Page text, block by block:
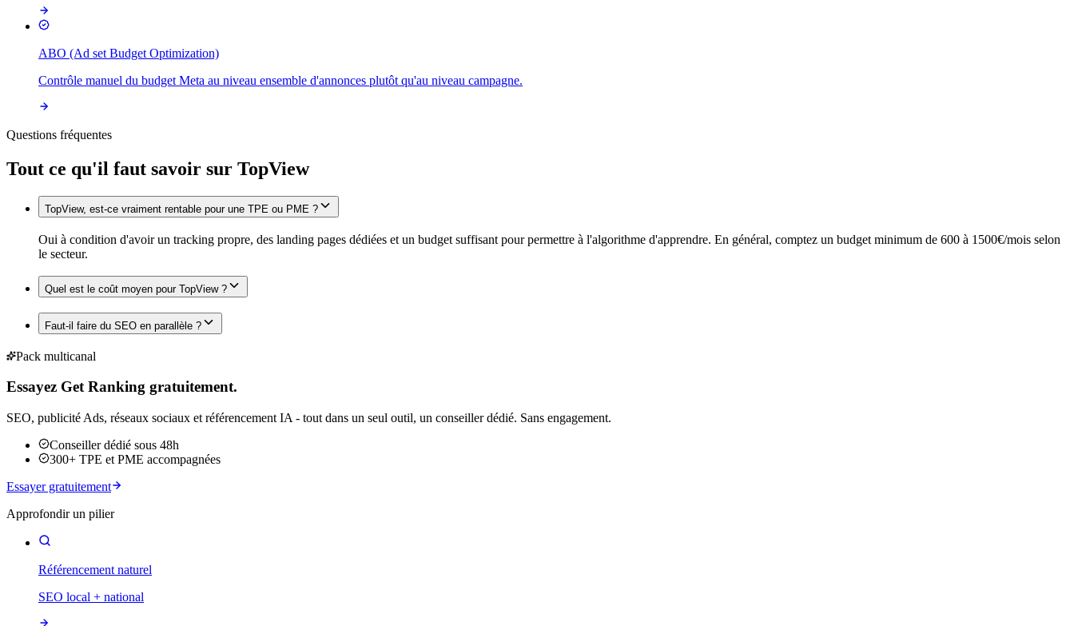
ABO (Ad set Budget Optimization)
Contrôle manuel du budget Meta au niveau ensemble d'annonces plutôt qu'au niveau campagne.
Questions fréquentes
Tout ce qu'il faut savoir sur TopView
TopView, est-ce vraiment rentable pour une TPE ou PME ?
Oui à condition d'avoir un tracking propre, des landing pages dédiées et un budget suffisant pour permettre à l'algorithme d'apprendre. En général, comptez un budget minimum de 600 à 1500€/mois selon
le secteur.
Quel est le coût moyen pour TopView ?
Faut-il faire du SEO en parallèle ?
Pack multicanal
Essayez Get Ranking gratuitement.
SEO, publicité Ads, réseaux sociaux et référencement IA - tout dans un seul outil, un conseiller dédié. Sans engagement.
Conseiller dédié sous 48h
300+ TPE et PME accompagnées
Essayer gratuitement
Approfondir un pilier
Référencement naturel
SEO local + national